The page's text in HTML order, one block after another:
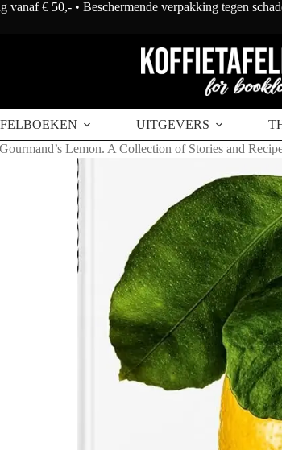
vanaf € 50,- • Beschermende verpakking tegen
UITGEVERS
Lemon. A Collection of Stories and